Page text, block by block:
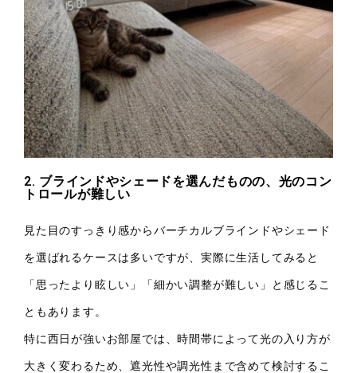
2. ブラインドやシェードを選んだものの、光のコン
トロールが難しい
見た目のすっきり感からバーチカルブラインドやシェード
を選ばれるケースは多いですが、実際に生活してみると
「思ったより眩しい」「細かい調整が難しい」と感じるこ
ともあります。
特に西日が強いお部屋では、時間帯によって光の入り方が
大きく変わるため、遮光性や調光性まで含めて検討するこ